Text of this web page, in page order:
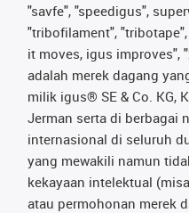
"savfe", "speedigus",
"tribofilament",
it moves, igus improves",
adalah merek dagang
milik igus® SE & Co. KG,
Jerman serta di berbagai
internasional di seluruh
yang mewakili namun
kekayaan intelektual
atau permohonan merek